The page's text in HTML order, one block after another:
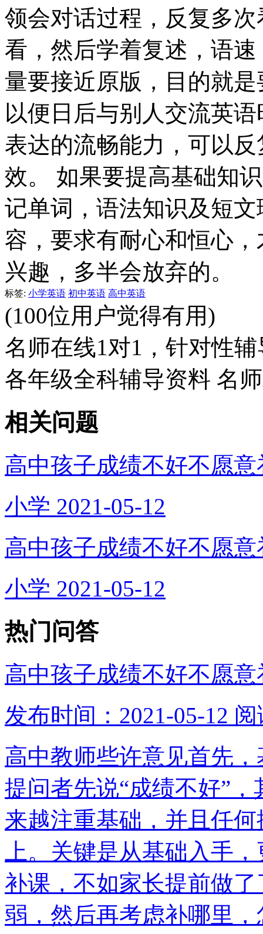
领会对话过程，反复多
看，然后学着复述，语
量要接近原版，目的就
以便日后与别人交流英
表达的流畅能力，可以
效。 如果要提高基础知
记单词，语法知识及短
容，要求有耐心和恒心
兴趣，多半会放弃的。
标签: 小学英语 初中英语 高中英语
(100位用户觉得有用)
名师在线1对1，针对性
各年级全科辅导资料 名
相关问题
高中孩子成绩不好不愿
小学 2021-05-12
高中孩子成绩不好不愿
小学 2021-05-12
热门问答
高中孩子成绩不好不愿
发布时间：2021-05-12 阅
高中教师些许意见首先
提问者先说“成绩不好”
来越注重基础，并且任
上。关键是从基础入手
补课，不如家长提前做
弱，然后再考虑补哪里